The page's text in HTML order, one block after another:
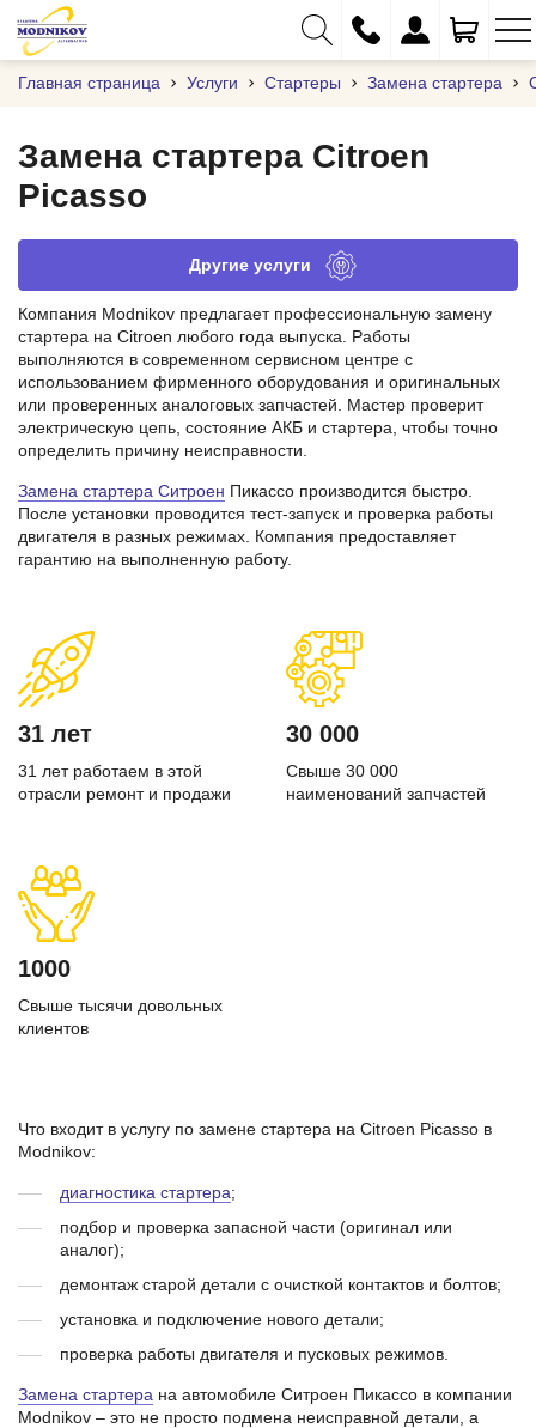
+375 (17) 373-97-09
+375 (29) 262-61-18
info@modnikov.com
Главная страница Услуги Стартеры Замена стартера
Замена стартера Citroen
Picasso
Другие услуги
Компания Modnikov предлагает профессиональную замену
стартера на Citroen любого года выпуска. Работы
выполняются в современном сервисном центре с
использованием фирменного оборудования и оригинальных
или проверенных аналоговых запчастей. Мастер проверит
электрическую цепь, состояние АКБ и стартера, чтобы точно
определить причину неисправности.
Замена стартера Ситроен Пикассо производится быстро.
После установки проводится тест‑запуск и проверка работы
двигателя в разных режимах. Компания предоставляет
гарантию на выполненную работу.
31 лет
31 лет работаем в этой
отрасли ремонт и продажи
30 000
Свыше 30 000
наименований запчастей
1000
Свыше тысячи довольных
клиентов
Что входит в услугу по замене стартера на Citroen Picasso в
Modnikov:
диагностика стартера;
подбор и проверка запасной части (оригинал или
аналог);
демонтаж старой детали с очисткой контактов и болтов;
установка и подключение нового детали;
проверка работы двигателя и пусковых режимов.
Замена стартера на автомобиле Ситроен Пикассо в компании
Modnikov – это не просто подмена неисправной детали, а